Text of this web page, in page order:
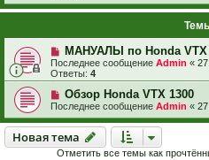
МАНУАЛЫ по Honda VTX
Последнее сообщение Admin «
Ответы: 4
Обзор Honda VTX 1300
Последнее сообщение Admin «
Новая тема
Новаятема
Отметить все темы как